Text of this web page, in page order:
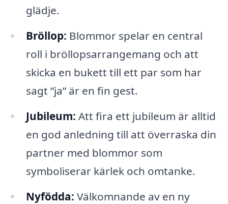
glädje.
Bröllop: Blommor spelar en central
roll i bröllopsarrangemang och att
skicka en bukett till ett par som har
sagt ”ja” är en fin gest.
Jubileum: Att fira ett jubileum är alltid
en god anledning till att överraska din
partner med blommor som
symboliserar kärlek och omtanke.
Nyfödda: Välkomnande av en ny